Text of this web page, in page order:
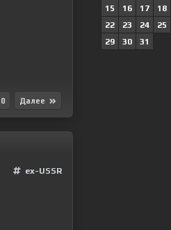
0 Далее
ex-USSR
15
16 17 18
22
23 24 25
29
30 31